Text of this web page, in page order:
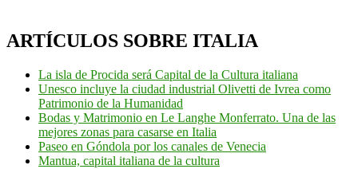
ARTÍCULOS SOBRE ITALIA
La isla de Procida será Capital de la Cultura italiana
Unesco incluye la ciudad industrial Olivetti de Ivrea como
Patrimonio de la Humanidad
Bodas y Matrimonio en Le Langhe Monferrato. Una de las
mejores zonas para casarse en Italia
Paseo en Góndola por los canales de Venecia
Mantua, capital italiana de la cultura